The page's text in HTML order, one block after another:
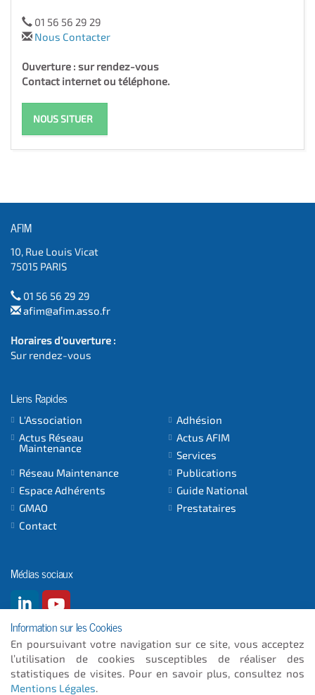
01 56 56 29 29
Nous Contacter
Ouverture : sur rendez-vous
Contact internet ou téléphone.
NOUS SITUER
AFIM
10, Rue Louis Vicat
75015 PARIS
01 56 56 29 29
afim@afim.asso.fr
Horaires d'ouverture :
Sur rendez-vous
Liens Rapides
L'Association
Adhésion
Actus Réseau
Maintenance
Actus AFIM
Services
Réseau Maintenance
Publications
Espace Adhérents
Guide National
GMAO
Prestataires
Contact
Médias sociaux
© 2026 - ICC INFORMATIQUE
Plan du site
Information sur les Cookies
En poursuivant votre navigation sur ce site, vous acceptez
l’utilisation de cookies susceptibles de réaliser des
statistiques de visites. Pour en savoir plus, consultez nos
Mentions Légales.